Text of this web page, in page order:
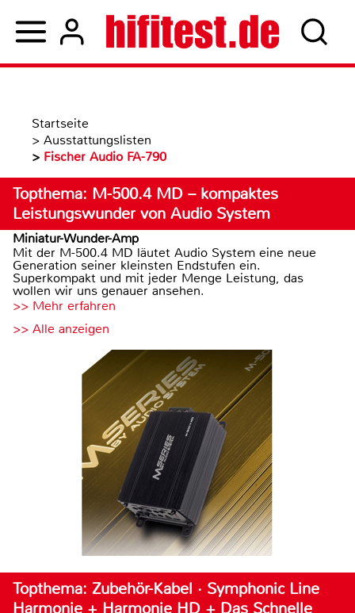
Startseite
> Ausstattungslisten
> Fischer Audio FA-790
Topthema: M-500.4 MD – kompaktes
Leistungswunder von Audio System
Miniatur-Wunder-Amp
Mit der M-500.4 MD läutet Audio System eine neue
Generation seiner kleinsten Endstufen ein.
Superkompakt und mit jeder Menge Leistung, das
wollen wir uns genauer ansehen.
>> Mehr erfahren
>> Alle anzeigen
Topthema: Zubehör-Kabel · Symphonic Line
Harmonie + Harmonie HD + Das Schnelle